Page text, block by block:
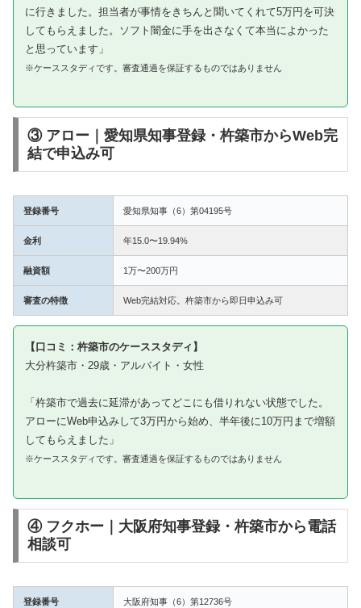
に行きました。担当者が事情をきちんと聞いてくれて5万円を可決
してもらえました。ソフト闇金に手を出さなくて本当によかった
と思っています」
※ケーススタディです。審査通過を保証するものではありません
③ アロー｜愛知県知事登録・杵築市からWeb完
結で申込み可
登録番号 愛知県知事（6）第04195号
金利 年15.0〜19.94%
融資額 1万〜200万円
審査の特徴 Web完結対応。杵築市から即日申込み可
【口コミ：杵築市のケーススタディ】
大分杵築市・29歳・アルバイト・女性
「杵築市で過去に延滞があってどこにも借りれない状態でした。
アローにWeb申込みして3万円から始め、半年後に10万円まで増額
してもらえました」
※ケーススタディです。審査通過を保証するものではありません
④ フクホー｜大阪府知事登録・杵築市から電話
相談可
登録番号 大阪府知事（6）第12736号